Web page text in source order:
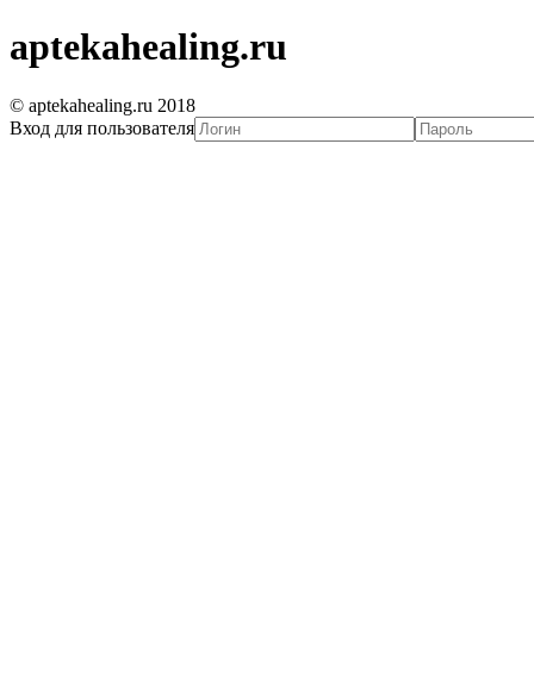
aptekahealing.ru
© aptekahealing.ru 2018
Вход для пользователя